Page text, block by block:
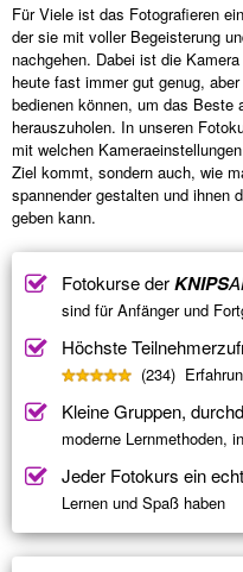
Für Viele ist das Fotografieren
der sie mit voller Begeisterung
nachgehen. Dabei ist die
heute fast immer gut genug,
bedienen können, um das Beste
herauszuholen. In unseren
mit welchen
Ziel kommt, sondern auch, wie
spannender gestalten und ihnen
geben kann.
Fotokurse derKNIPS
sind für Anfänger und
Höchste
(234)
Kleine Gruppen,
moderne Lernmethoden,
Jeder Fotokurs ein
Lernen und Spaß haben